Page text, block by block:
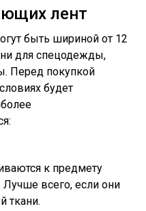
лент
быть шириной от 12
для спецодежды,
Перед покупкой
будет
к предмету
всего, если они
ткани.